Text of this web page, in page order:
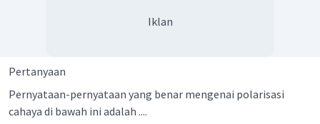
Iklan
Pertanyaan
Pernyataan-pernyataan yang benar me­ngenai polarisasi
cahaya di bawah ini adalah ....